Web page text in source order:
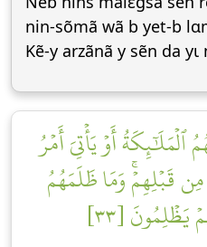
nin-sõmã wã b yet-b
Kẽ-y arzãnã y sẽn da
ٱلۡمَلَٰٓئِكَةُ أَوۡ يَأۡتِيَ أَمۡرُ
قَبۡلِهِمۡۚ وَمَا ظَلَمَهُمُ
[٣٣]